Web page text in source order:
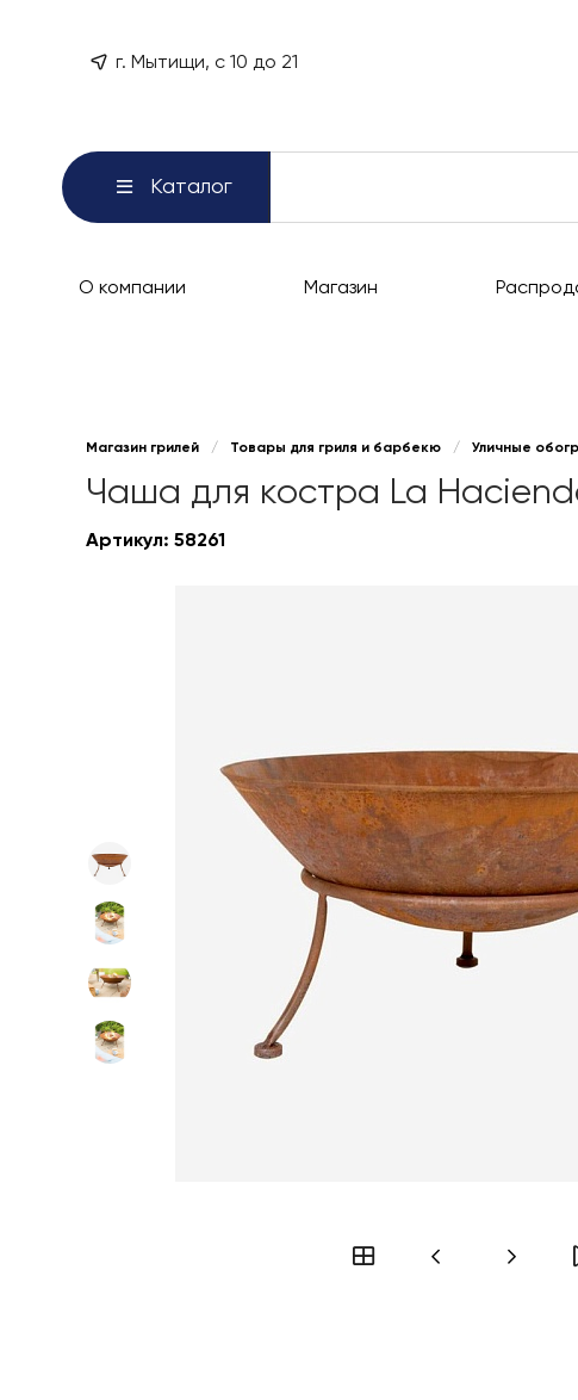
г. Мытищи, с 10 до 21
Каталог
О компании Магазин
Магазин грилей / Товары для гриля и барбекю / Уличные
Чаша для костра La
Артикул: 58261